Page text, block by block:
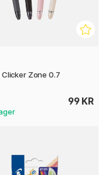
Clicker Zone 0.7
99 KR